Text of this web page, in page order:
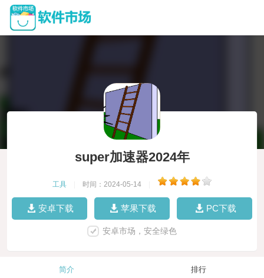
super加速器2024年
工具 时间：2024-05-14
安卓下载 苹果下载 PC下载
安卓市场，安全绿色
简介 排行